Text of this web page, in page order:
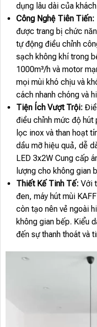
dụng lâu dài của
Công Nghệ Tiên Tiến:
được trang bị chức
tự động điều chỉnh
sạch không khí trong
1000m³/h và motor
mọi mùi khó chịu và
cách nhanh chóng và
Tiện Ích Vượt Trội:
điều chỉnh mức độ hút
lọc inox và than hoạt
dầu mỡ hiệu quả, dễ
LED 3x2W Cung cấp
lượng cho không gian
Thiết Kế Tinh Tế: Với
đen, máy hút mùi
còn tạo nên vẻ ngoài
không gian bếp. Kiểu
đến sự thanh thoát và